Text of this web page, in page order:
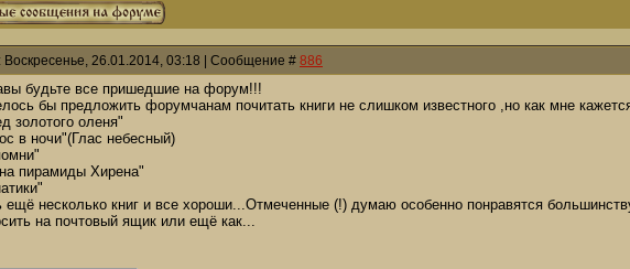
Воскресенье, 26.01.2014, 03:18 | Сообщение # 886
будьте все пришедшие на форум!!!
бы предложить форумчанам почитать книги не слишком известного ,но как мне
золотого оленя"
в ночи"(Глас небесный)
пирамиды Хирена"
ещё несколько книг и все хороши...Отмеченные (!) думаю особенно понравятся
на почтовый ящик или ещё как...